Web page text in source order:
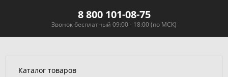
8 800 101-08-75
Звонок бесплатный 09:00 - 18:00 (по МСК)
Каталог товаров